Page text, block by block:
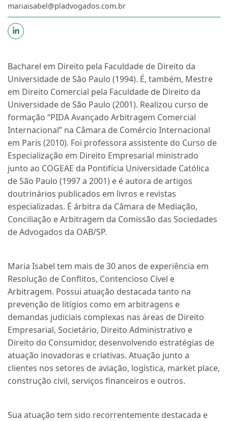
mariaisabel@pladvogados.com.br
Bacharel em Direito pela Faculdade de Direito da
Universidade de São Paulo (1994). É, também, Mestre
em Direito Comercial pela Faculdade de Direito da
Universidade de São Paulo (2001). Realizou curso de
formação “PIDA Avançado Arbitragem Comercial
Internacional” na Câmara de Comércio Internacional
em Paris (2010). Foi professora assistente do Curso de
Especialização em Direito Empresarial ministrado
junto ao COGEAE da Pontifícia Universidade Católica
de São Paulo (1997 a 2001) e é autora de artigos
doutrinários publicados em livros e revistas
especializadas. É árbitra da Câmara de Mediação,
Conciliação e Arbitragem da Comissão das Sociedades
de Advogados da OAB/SP.
Maria Isabel tem mais de 30 anos de experiência em
Resolução de Conflitos, Contencioso Cível e
Arbitragem. Possui atuação destacada tanto na
prevenção de litígios como em arbitragens e
demandas judiciais complexas nas áreas de Direito
Empresarial, Societário, Direito Administrativo e
Direito do Consumidor, desenvolvendo estratégias de
atuação inovadoras e criativas. Atuação junto a
clientes nos setores de aviação, logística, market place,
construção civil, serviços financeiros e outros.
Sua atuação tem sido recorrentemente destacada e